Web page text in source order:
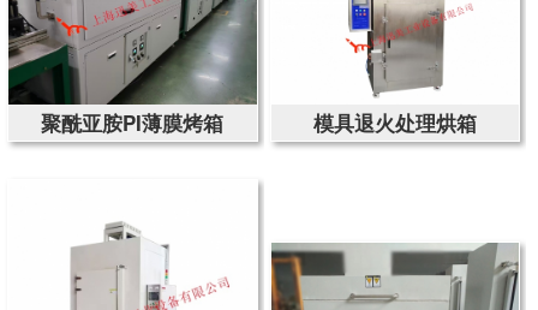
聚酰亚胺PI薄膜烤箱 模具退火处理烘箱